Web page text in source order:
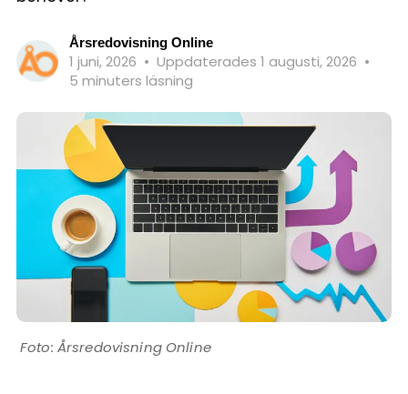
Årsredovisning Online
1 juni, 2026 • Uppdaterades 1 augusti, 2026 •
5 minuters läsning
Årsredovisning Online